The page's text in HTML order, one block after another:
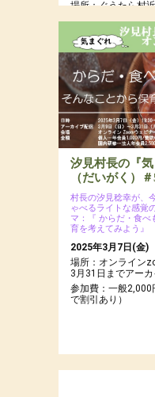
場所：ぐうたら村
参加費：参加費：
ジェクトにつき20
円・定員12名
汐見村長の『
（だいがく）＃
村長の汐見稔幸が、
ゃべるライトな感覚
マ：『 からだ・食
育を考えてみよう』
2025年3月7日(金)
場所：オンライン
3月31日までアーカ
参加費：一般2,000
で割引あり）